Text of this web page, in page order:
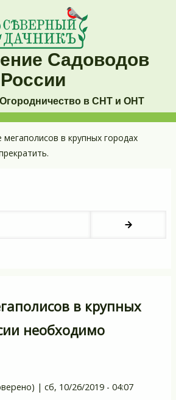
Садоводов
России
в СНТ и ОНТ
мегаполисов в крупных городах
в крупных
необходимо
| сб, 10/26/2019 - 04:07